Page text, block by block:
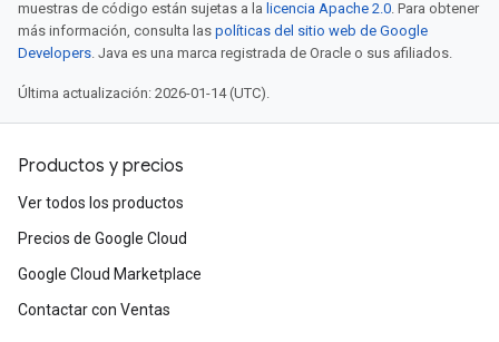
muestras de código están sujetas a la licencia Apache 2.0. Para obtener
más información, consulta las políticas del sitio web de Google
Developers. Java es una marca registrada de Oracle o sus afiliados.
Última actualización: 2026-01-14 (UTC).
Productos y precios
Ver todos los productos
Precios de Google Cloud
Google Cloud Marketplace
Contactar con Ventas